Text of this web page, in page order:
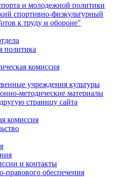
и молодежной политики
спортивно-физкультурный
к труду и обороне"
политика
комиссия
учреждения культуры
методические материалы
страницу сайта
комиссия
и контакты
правового обеспечения